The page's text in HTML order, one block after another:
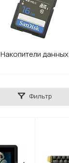
Накопители данных
Фильтр